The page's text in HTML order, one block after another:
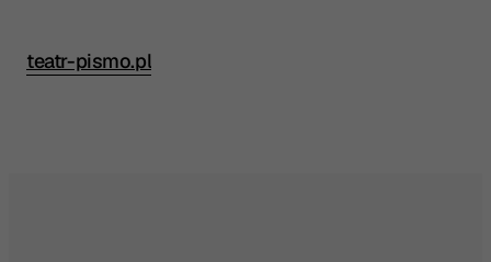
Przeczytaj pełną recenzję w źródle:
teatr-pismo.pl